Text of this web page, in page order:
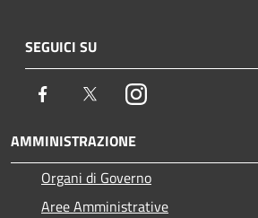
SEGUICI SU
Facebook TwitterInstagram
AMMINISTRAZIONE
Organi di Governo
Aree Amministrative